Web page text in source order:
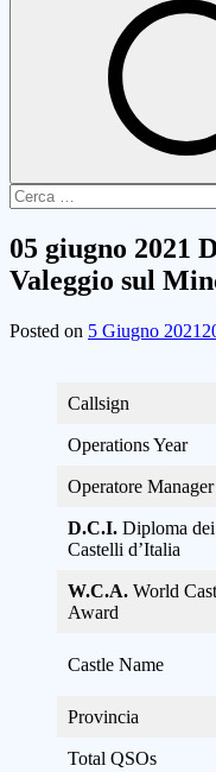
Ricerca
per:
05 giugno 2021
Valeggio sul
Posted on 5 Giugno 2021
Callsign
Operations Year
Operatore Manager
D.C.I. Diploma dei
Castelli d’Italia
W.C.A. World
Award
Castle Name
Provincia
Total QSOs